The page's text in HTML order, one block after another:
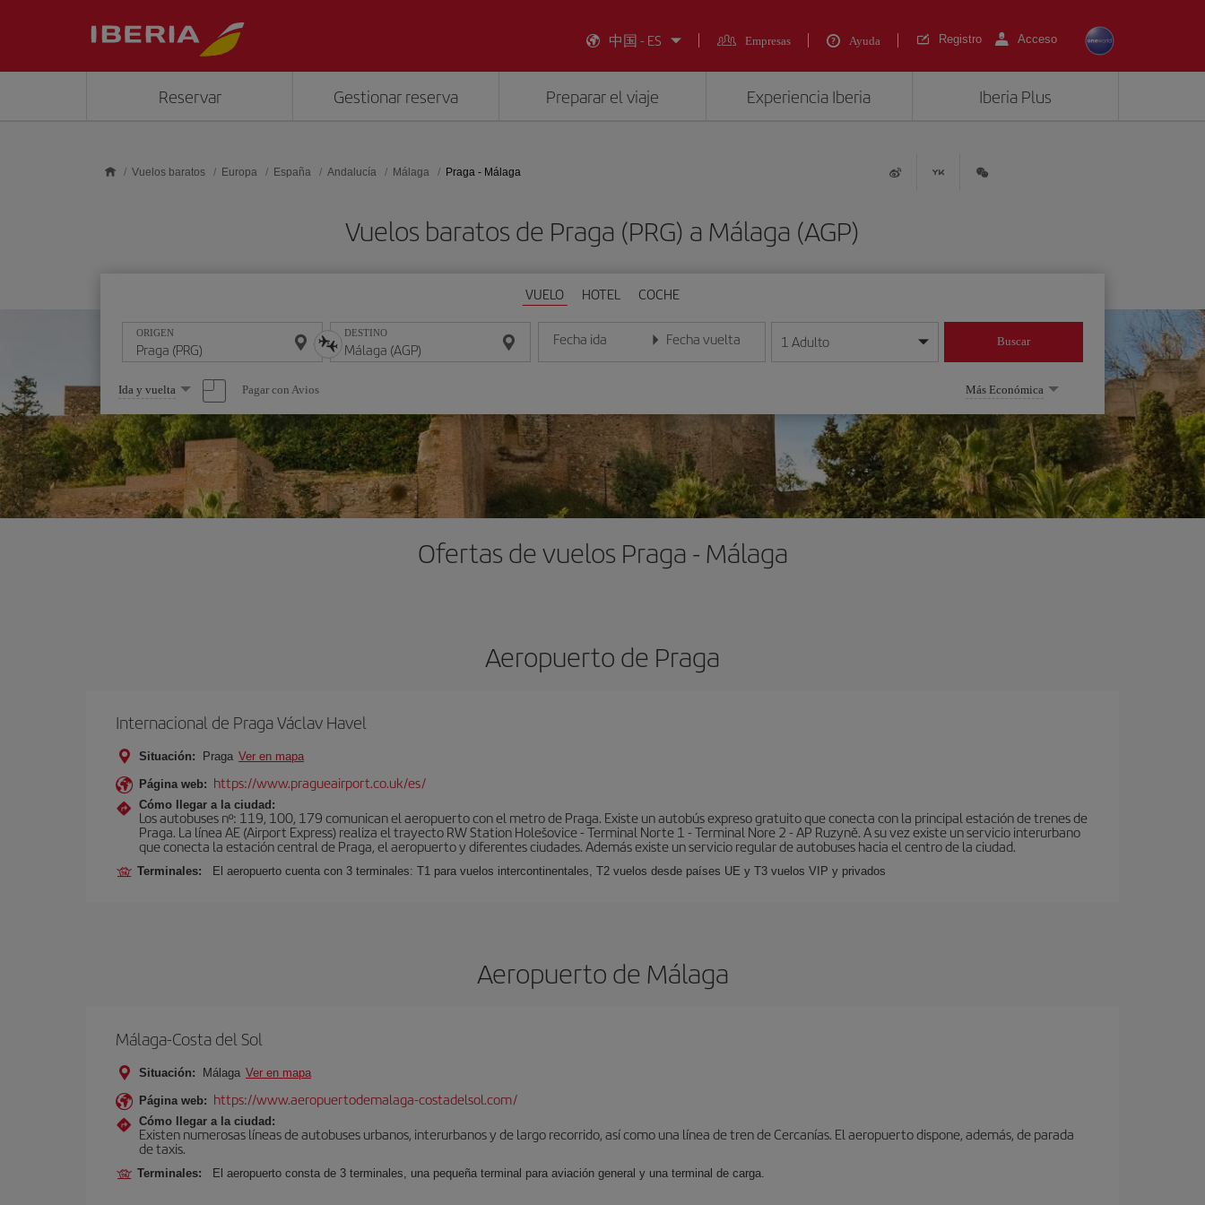
中国 - ES
Empresas Ayuda Registro Acceso
Reservar Gestionar reserva Preparar el viaje Experiencia Iberia Iberia Plus
Vuelos baratos Europa España Andalucía Málaga Praga - Málaga
Vuelos baratos de Praga (PRG) a Málaga (AGP)
VUELO HOTEL COCHE
ORIGEN DESTINO Fecha ida
Introduce la fecha en formato día/mes/año
Fecha vuelta
Introduce la fecha en formato día/mes/año
1 Adulto Buscar
Seleccione
una
opción
Ida y vuelta Pagar con Avios Más Económica
Ofertas de vuelos Praga - Málaga
Aeropuerto de Praga
Internacional de Praga Václav Havel
Situación: Praga Ver en mapa
Página web: https://www.pragueairport.co.uk/es/
Cómo llegar a la ciudad:
Los autobuses nº: 119, 100, 179 comunican el aeropuerto con el metro de Praga. Existe un autobús expreso gratuito que conecta con la principal estación de trenes de
Praga. La línea AE (Airport Express) realiza el trayecto RW Station Holešovice - Terminal Norte 1 - Terminal Nore 2 - AP Ruzyně. A su vez existe un servicio interurbano
que conecta la estación central de Praga, el aeropuerto y diferentes ciudades. Además existe un servicio regular de autobuses hacia el centro de la ciudad.
Terminales: El aeropuerto cuenta con 3 terminales: T1 para vuelos intercontinentales, T2 vuelos desde países UE y T3 vuelos VIP y privados
Aeropuerto de Málaga
Málaga-Costa del Sol
Situación: Málaga Ver en mapa
Página web: https://www.aeropuertodemalaga-costadelsol.com/
Cómo llegar a la ciudad:
Existen numerosas líneas de autobuses urbanos, interurbanos y de largo recorrido, así como una línea de tren de Cercanías. El aeropuerto dispone, además, de parada
de taxis.
Terminales: El aeropuerto consta de 3 terminales, una pequeña terminal para aviación general y una terminal de carga.